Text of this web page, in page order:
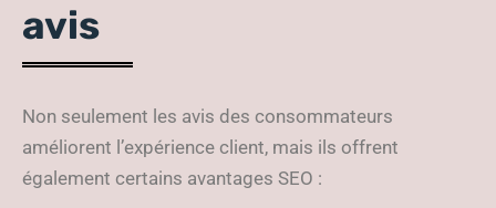
avis
Non seulement les avis des consommateurs
améliorent l’expérience client, mais ils offrent
également certains avantages SEO :